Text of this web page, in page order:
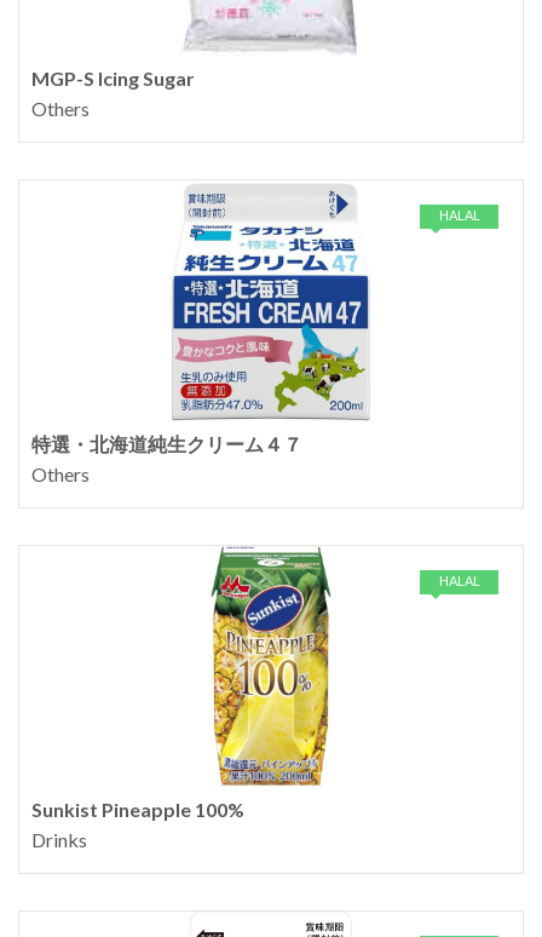
MGP-S Icing Sugar
Others
HALAL
特選・北海道純生クリーム４７
Others
HALAL
Sunkist Pineapple 100%
Drinks